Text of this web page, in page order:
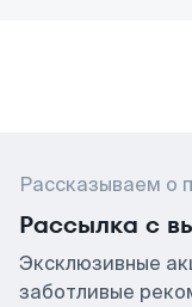
Рассказываем о
Рассылка с
Эксклюзивные
заботливые